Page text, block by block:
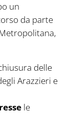
un
da parte
delle
Arazzieri e
le